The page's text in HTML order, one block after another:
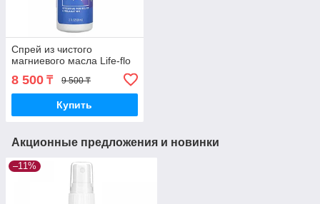
Спрей из чистого
магниевого масла Life-flo
8 500 ₸ 9 500 ₸
Купить
Акционные предложения и новинки
–11%